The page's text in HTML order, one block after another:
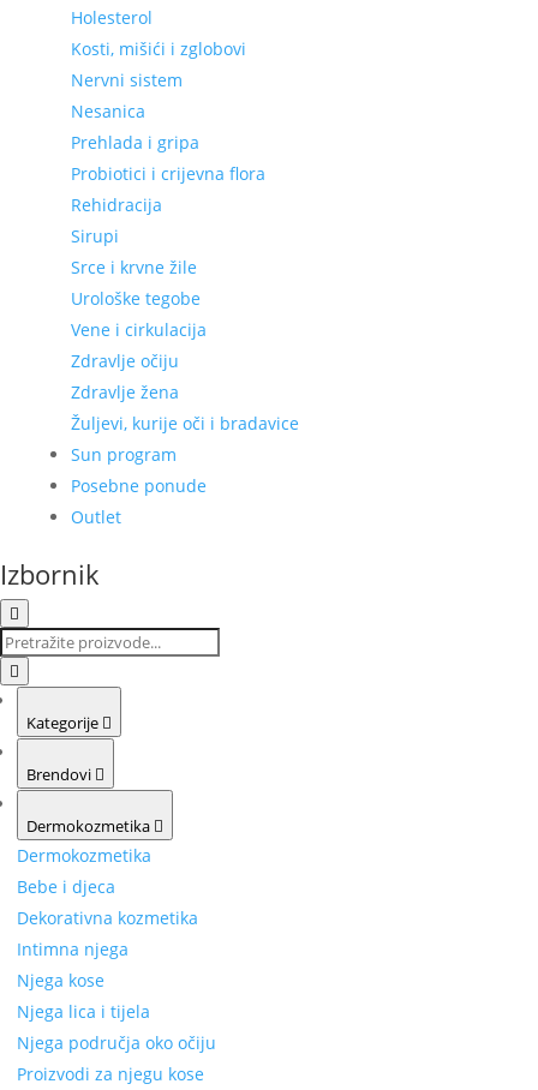
Holesterol
Kosti, mišići i zglobovi
Nervni sistem
Nesanica
Prehlada i gripa
Probiotici i crijevna flora
Rehidracija
Sirupi
Srce i krvne žile
Urološke tegobe
Vene i cirkulacija
Zdravlje očiju
Zdravlje žena
Žuljevi, kurije oči i bradavice
Sun program
Posebne ponude
Outlet
Izbornik
Kategorije
Brendovi
Dermokozmetika
Dermokozmetika
Bebe i djeca
Dekorativna kozmetika
Intimna njega
Njega kose
Njega lica i tijela
Njega područja oko očiju
Proizvodi za njegu kose